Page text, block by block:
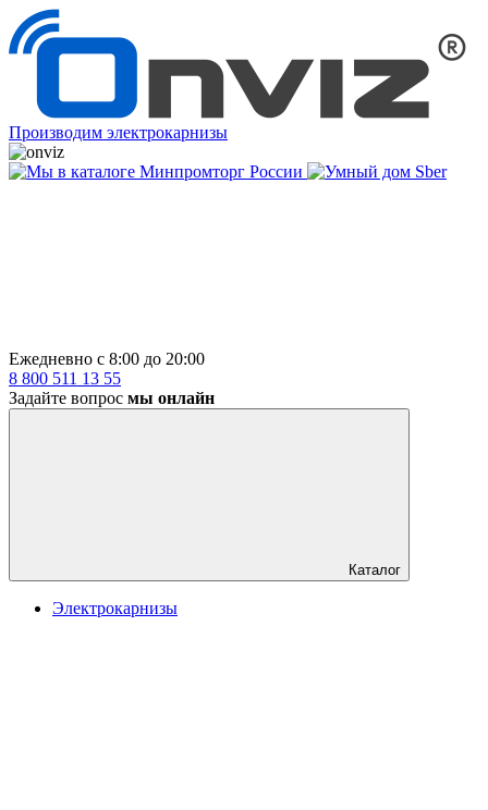
Производим электрокарнизы
Ежедневно с 8:00 до 20:00
8 800 511 13 55
Задайте вопрос мы онлайн
Каталог
Электрокарнизы